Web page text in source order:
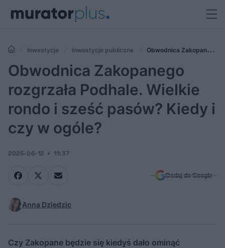
Inwestycje Inwestycje publiczne
Obwodnica Zakopanego
rozgrzała Podhale. Wielkie rondo i sześć pasów? Kiedy i czy w ogóle?
Obwodnica Zakopanego
rozgrzała Podhale. Wielkie
rondo i sześć pasów? Kiedy i
czy w ogóle?
2025-06-12 11:37
Dodaj do Google
Anna Dziedzic
Czy Zakopane będzie się kiedyś dało ominąć